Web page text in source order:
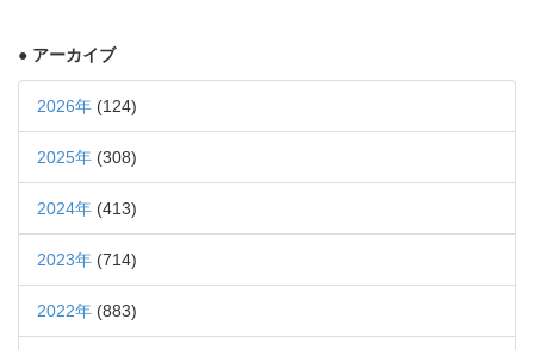
● アーカイブ
2026年 (124)
2025年 (308)
2024年 (413)
2023年 (714)
2022年 (883)